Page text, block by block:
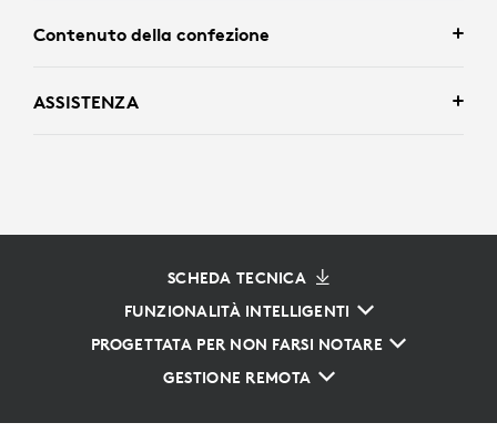
Contenuto della confezione
ASSISTENZA
SCHEDA TECNICA
FUNZIONALITÀ INTELLIGENTI
PROGETTATA PER NON FARSI NOTARE
GESTIONE REMOTA